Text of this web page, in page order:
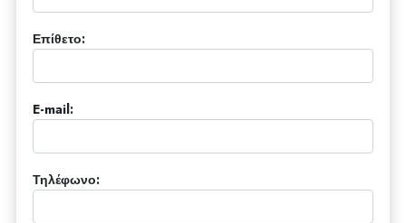
Επίθετο:
E-mail:
Τηλέφωνο: